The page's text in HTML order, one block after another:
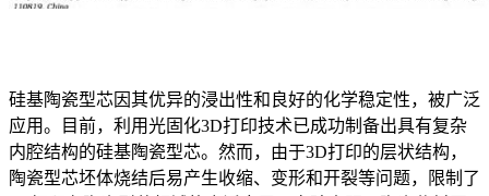
硅基陶瓷型芯因其优异的浸出性和良好的化学稳定性，被广泛
应用。目前，利用光固化3D打印技术已成功制备出具有复杂
内腔结构的硅基陶瓷型芯。然而，由于3D打印的层状结构，
陶瓷型芯坯体烧结后易产生收缩、变形和开裂等问题，限制了